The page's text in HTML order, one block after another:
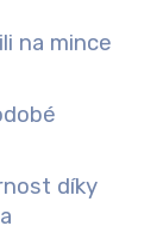
na mince
díky